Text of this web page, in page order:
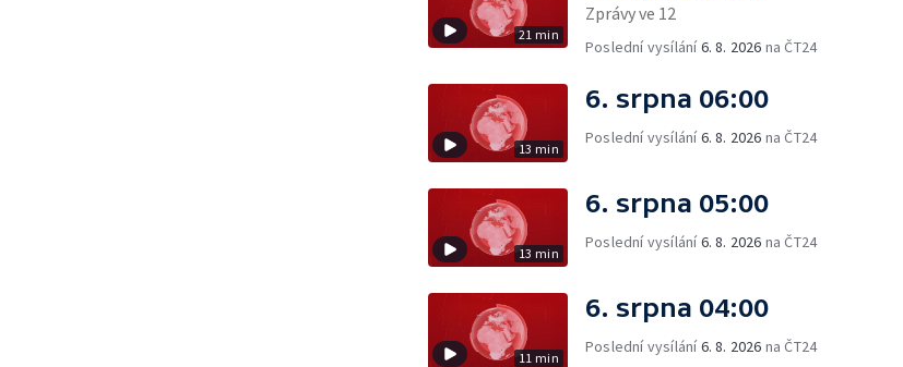
21 min
Zprávy ve 12
Poslední vysílání6. 8. 2026 na ČT24
13 min
6. srpna 06:00
Poslední vysílání6. 8. 2026 na ČT24
13 min
6. srpna 05:00
Poslední vysílání6. 8. 2026 na ČT24
11 min
6. srpna 04:00
Poslední vysílání6. 8. 2026 na ČT24